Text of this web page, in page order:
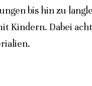
bis hin zu
Kindern. Dabei